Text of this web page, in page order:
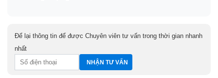
Để lại thông tin để được Chuyên viên tư vấn trong thời gian nhanh
nhất